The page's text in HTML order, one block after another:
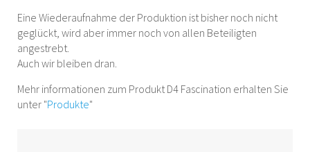
Eine Wiederaufnahme der Produktion ist bisher noch nicht
geglückt, wird aber immer noch von allen Beteiligten
angestrebt.
Auch wir bleiben dran.
Mehr informationen zum Produkt D4 Fascination erhalten Sie
unter "Produkte"